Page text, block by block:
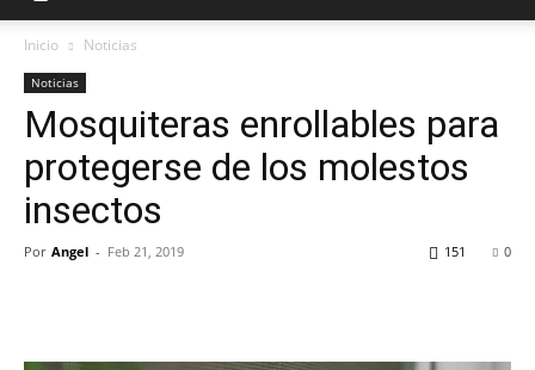
Inicio Noticias
Noticias
Mosquiteras enrollables para
protegerse de los molestos
insectos
Por Angel - Feb 21, 2019 0
151